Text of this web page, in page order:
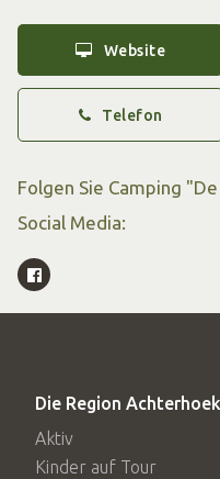
Website
Telefon
Folgen Sie Camping
Social Media:
Die Region Achterhoek
Aktiv
Kinder auf Tour